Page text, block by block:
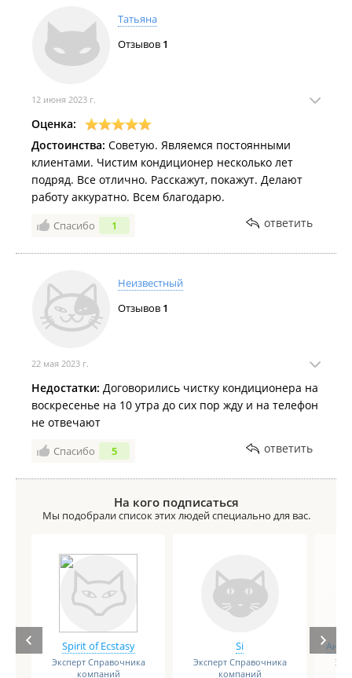
Татьяна
Отзывов 1
12 июня 2023 г.
Оценка:
Достоинства: Советую. Являемся постоянными
клиентами. Чистим кондиционер несколько лет
подряд. Все отлично. Расскажут, покажут. Делают
работу аккуратно. Всем благодарю.
Спасибо 1 ответить
Неизвестный
Отзывов 1
22 мая 2023 г.
Недостатки: Договорились чистку кондиционера на
воскресенье на 10 утра до сих пор жду и на телефон
не отвечают
Спасибо 5 ответить
На кого подписаться
Мы подобрали список этих людей специально для вас.
Spirit of Ecstasy
Эксперт Справочника
компаний
Si
Эксперт Справочника
компаний